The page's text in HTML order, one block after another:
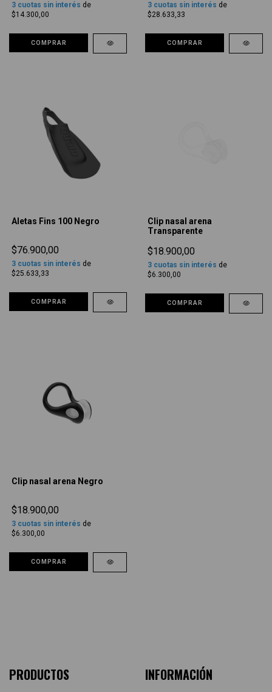
3 cuotas sin interés de
$14.300,00
COMPRAR
3 cuotas sin interés de
$28.633,33
COMPRAR
Aletas Fins 100 Negro
$76.900,00
3 cuotas sin interés de
$25.633,33
COMPRAR
Clip nasal arena
Transparente
$18.900,00
3 cuotas sin interés de
$6.300,00
COMPRAR
Clip nasal arena Negro
$18.900,00
3 cuotas sin interés de
$6.300,00
COMPRAR
PRODUCTOS INFORMACIÓN